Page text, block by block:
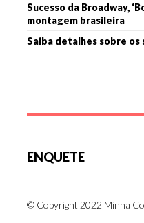
Sucesso da Broadway,
montagem brasileira
Saiba detalhes sobre os
ENQUETE
© Copyright 2022 Minha